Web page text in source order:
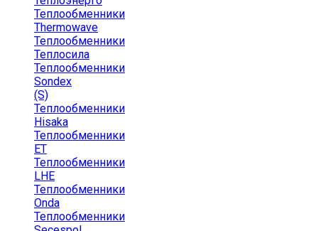
Теплообменники
Thermowave
Теплообменники
Теплосила
Теплообменники
Sondex
(S)
Теплообменники
Hisaka
Теплообменники
ЕТ
Теплообменники
LHE
Теплообменники
Onda
Теплообменники